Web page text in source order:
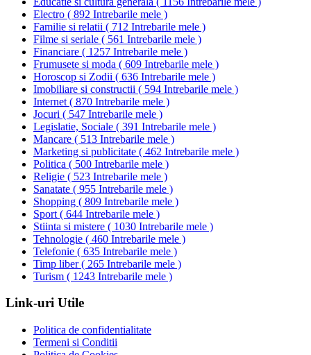
Electro ( 892 Intrebarile mele )
Familie si relatii ( 712 Intrebarile mele )
Filme si seriale ( 561 Intrebarile mele )
Financiare ( 1257 Intrebarile mele )
Frumusete si moda ( 609 Intrebarile mele )
Horoscop si Zodii ( 636 Intrebarile mele )
Imobiliare si constructii ( 594 Intrebarile mele )
Internet ( 870 Intrebarile mele )
Jocuri ( 547 Intrebarile mele )
Legislatie, Sociale ( 391 Intrebarile mele )
Mancare ( 513 Intrebarile mele )
Marketing si publicitate ( 462 Intrebarile mele )
Politica ( 500 Intrebarile mele )
Religie ( 523 Intrebarile mele )
Sanatate ( 955 Intrebarile mele )
Shopping ( 809 Intrebarile mele )
Sport ( 644 Intrebarile mele )
Stiinta si mistere ( 1030 Intrebarile mele )
Tehnologie ( 460 Intrebarile mele )
Telefonie ( 635 Intrebarile mele )
Timp liber( 265 Intrebarile mele )
Turism ( 1243 Intrebarile mele )
Link-uri Utile
Politica de confidentialitate
Termeni si Conditii